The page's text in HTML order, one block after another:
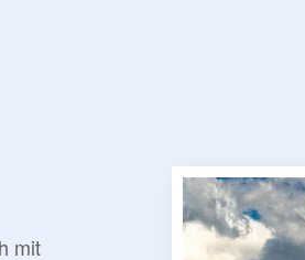
mit